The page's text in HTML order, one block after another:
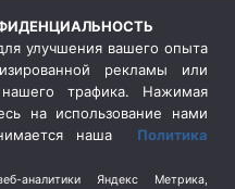
улучшения вашего опыта
рекламы или
трафика. Нажимая
на использование нами
наша Политика
аналитики Яндекс Метрика,